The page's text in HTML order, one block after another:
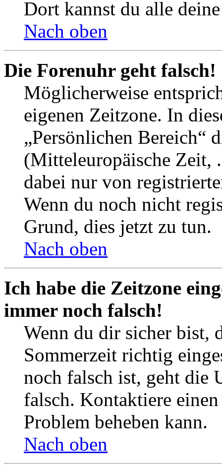
Dort kannst du alle
Nach oben
Die Forenuhr geht falsch!
Möglicherweise
eigenen Zeitzone. In
„Persönlichen Bereich“
(Mitteleuropäische Zeit,
dabei nur von
Wenn du noch nicht
Grund, dies jetzt zu tun.
Nach oben
Ich habe die Zeitzone
immer noch falsch!
Wenn du dir sicher bist,
Sommerzeit richtig
noch falsch ist, geht die
falsch. Kontaktiere
Problem beheben kann.
Nach oben